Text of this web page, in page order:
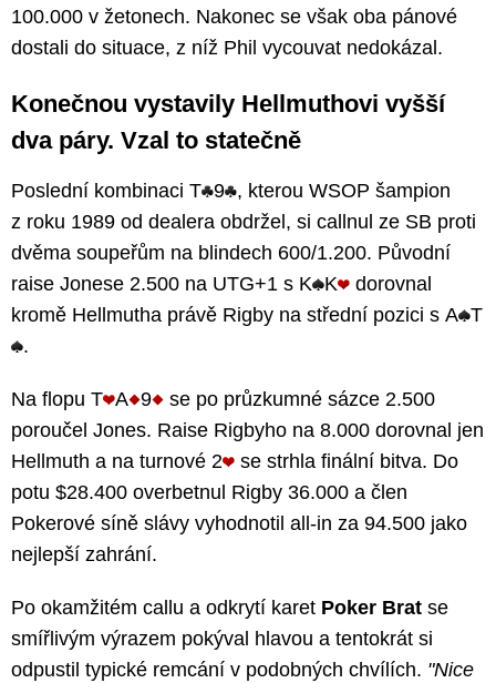
100.000 v žetonech. Nakonec se však oba pánové
dostali do situace, z níž Phil vycouvat nedokázal.
Konečnou vystavily Hellmuthovi vyšší
dva páry. Vzal to statečně
Poslední kombinaci T 9 , kterou WSOP šampion
z roku 1989 od dealera obdržel, si callnul ze SB proti
dvěma soupeřům na blindech 600/1.200. Původní
raise Jonese 2.500 na UTG+1 s K K
dorovnal
kromě Hellmutha právě Rigby na střední pozici s A T
.
Na flopu T A 9
se po průzkumné sázce 2.500
poroučel Jones. Raise Rigbyho na 8.000 dorovnal jen
Hellmuth a na turnové 2
se strhla finální bitva. Do
potu $28.400 overbetnul Rigby 36.000 a člen
Pokerové síně slávy vyhodnotil all-in za 94.500 jako
nejlepší zahrání.
Po okamžitém callu a odkrytí karet Poker Brat se
smířlivým výrazem pokýval hlavou a tentokrát si
odpustil typické remcání v podobných chvílích. "Nice